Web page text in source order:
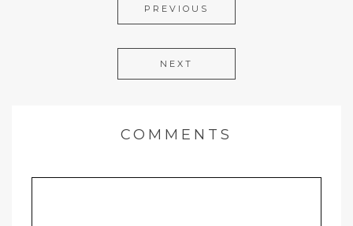
PREVIOUS
NEXT
COMMENTS